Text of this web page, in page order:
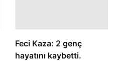
Feci Kaza: 2 genç
hayatını kaybetti.